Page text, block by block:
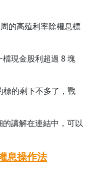
的高殖利率除權息標
現金股利超過 8 塊
標的剩下不多了，戰
講解在連結中，可以
息操作法